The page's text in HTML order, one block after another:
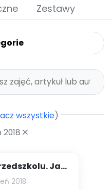
Zestawy
wszystkie)
Jak
i n...
2018